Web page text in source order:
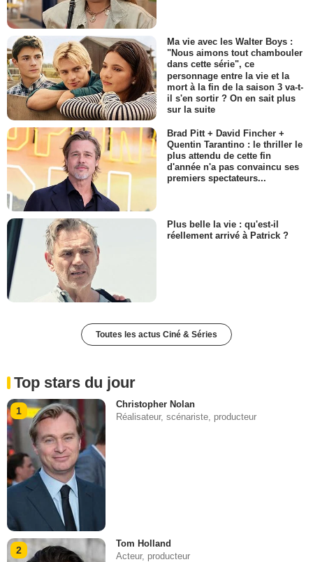
Ma vie avec les Walter Boys :
"Nous aimons tout chambouler
dans cette série", ce
personnage entre la vie et la
mort à la fin de la saison 3 va-t-
il s'en sortir ? On en sait plus
sur la suite
Brad Pitt + David Fincher +
Quentin Tarantino : le thriller le
plus attendu de cette fin
d'année n'a pas convaincu ses
premiers spectateurs...
Plus belle la vie : qu'est-il
réellement arrivé à Patrick ?
Toutes les actus Ciné & Séries
Top stars du jour
1
Christopher Nolan
Réalisateur, scénariste, producteur
2
Tom Holland
Acteur, producteur